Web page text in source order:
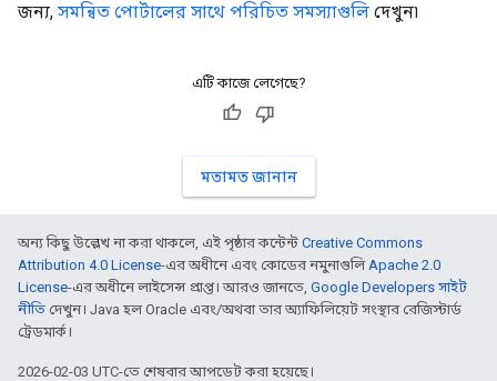
জন্য, সমন্বিত পোর্টালের সাথে পরিচিত সমস্যাগুলি দেখুন৷
এটি কাজে লেগেছে?
মতামত জানান
অন্য কিছু উল্লেখ না করা থাকলে, এই পৃষ্ঠার কন্টেন্ট Creative Commons
Attribution 4.0 License-এর অধীনে এবং কোডের নমুনাগুলিApache 2.0
License-এর অধীনে লাইসেন্স প্রাপ্ত। আরও জানতে, Google Developers সাইট
নীতি দেখুন। Java হল Oracle এবং/অথবা তার অ্যাফিলিয়েট সংস্থার রেজিস্টার্ড
ট্রেডমার্ক।
2026-02-03 UTC-তে শেষবার আপডেট করা হয়েছে।